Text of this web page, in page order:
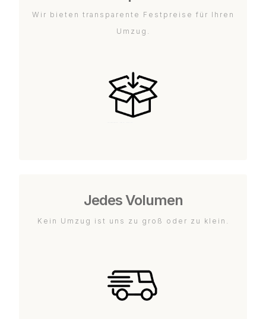
Wir bieten transparente Festpreise für Ihren
Umzug.
Jedes Volumen
Kein Umzug ist uns zu groß oder zu klein.